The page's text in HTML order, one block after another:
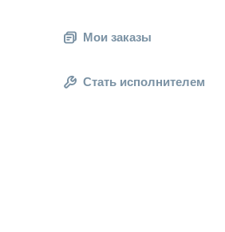
Мои заказы
Стать исполнителем